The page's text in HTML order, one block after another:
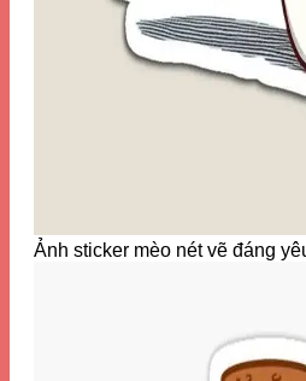
Ảnh sticker mèo nét vẽ đáng